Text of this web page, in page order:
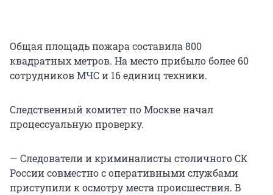
Общая площадь пожара составила 800
квадратных метров. На место прибыло более 60
сотрудников МЧС и 16 единиц техники.
Следственный комитет по Москве начал
процессуальную проверку.
— Следователи и криминалисты столичного СК
России совместно с оперативными службами
приступили к осмотру места происшествия. В